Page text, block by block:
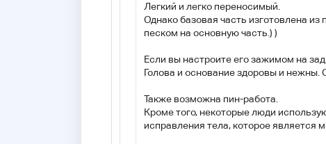
Легкий и легко переносимый.
Однако базовая часть изготовлена
песком на основную часть.) )
Если вы настроите его зажимом на
Голова и основание здоровы и нежны.
Также возможна пин-работа.
Кроме того, некоторые люди
исправления тела, которое является